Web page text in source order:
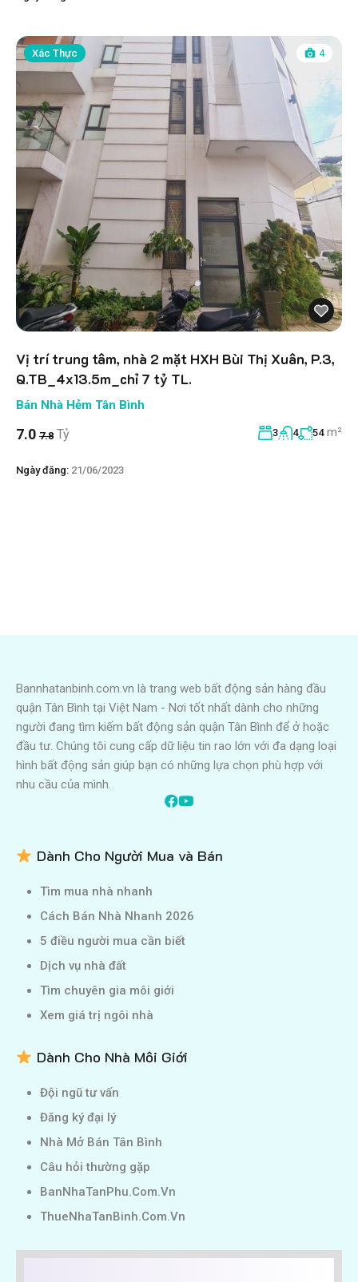
Xác Thực 4
Vị trí trung tâm, nhà 2 mặt HXH Bùi Thị Xuân, P.3,
Q.TB_4x13.5m_chỉ 7 tỷ TL.
Bán Nhà Hẻm Tân Bình
7.0 7.8 Tỷ 3 4 54 m²
Ngày đăng: 21/06/2023
Bannhatanbinh.com.vn là trang web bất động sản hàng đầu
quận Tân Bình tại Việt Nam - Nơi tốt nhất dành cho những
người đang tìm kiếm bất động sản quận Tân Bình để ở hoặc
đầu tư. Chúng tôi cung cấp dữ liệu tin rao lớn với đa dạng loại
hình bất động sản giúp bạn có những lựa chọn phù hợp với
nhu cầu của mình.
Dành Cho Người Mua và Bán
Tìm mua nhà nhanh
Cách Bán Nhà Nhanh 2026
5 điều người mua cần biết
Dịch vụ nhà đất
Tìm chuyên gia môi giới
Xem giá trị ngôi nhà
Dành Cho Nhà Môi Giới
Đội ngũ tư vấn
Đăng ký đại lý
Nhà Mở Bán Tân Bình
Câu hỏi thường gặp
BanNhaTanPhu.Com.Vn
ThueNhaTanBinh.Com.Vn